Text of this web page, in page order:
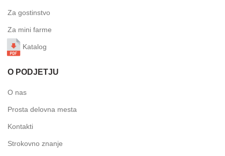
Za gostinstvo
Za mini farme
Katalog
O PODJETJU
O nas
Prosta delovna mesta
Kontakti
Strokovno znanje